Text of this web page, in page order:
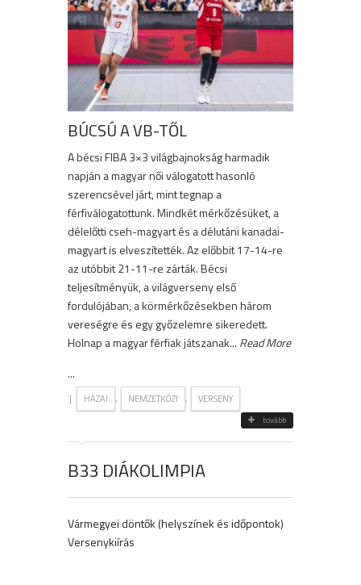
BÚCSÚ A VB-TŐL
A bécsi FIBA 3×3 világbajnokság harmadik
napján a magyar női válogatott hasonló
szerencsével járt, mint tegnap a
férfiválogatottunk. Mindkét mérkőzésüket, a
délelőtti cseh-magyart és a délutáni kanadai-
magyart is elveszítették. Az előbbit 17-14-re
az utóbbit 21-11-re zárták. Bécsi
teljesítményük, a világverseny első
fordulójában, a körmérkőzésekben három
vereségre és egy győzelemre sikeredett.
Holnap a magyar férfiak játszanak... Read More
...
| HAZAI , NEMZETKÖZI , VERSENY
tovább
B33 DIÁKOLIMPIA
Vármegyei döntők (helyszínek és időpontok)
Versenykiírás